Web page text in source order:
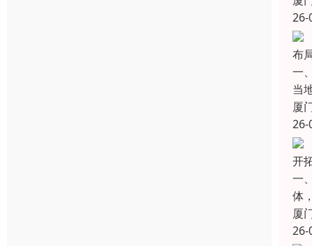
26-
布
一
当
厦
26-
开
一
体
厦
26-